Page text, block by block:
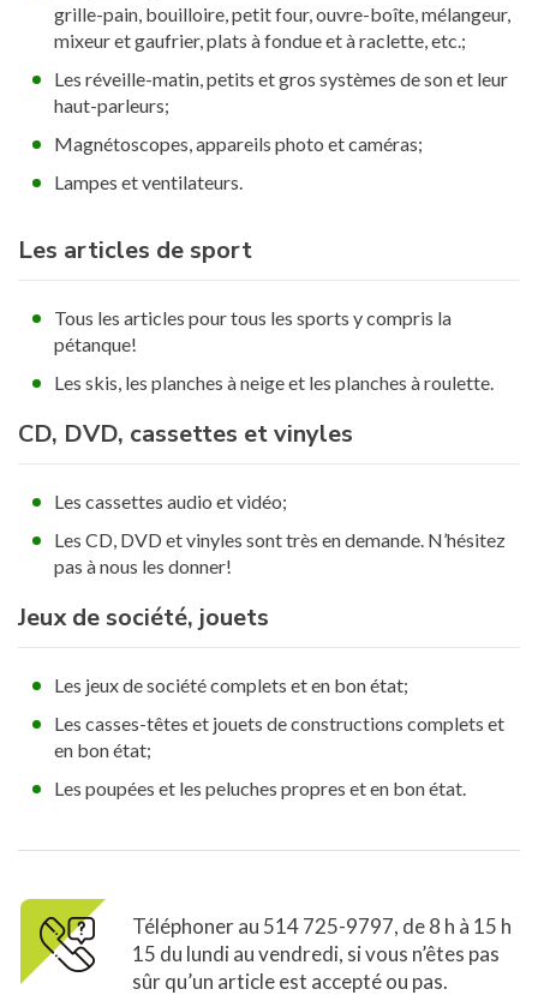
grille-pain, bouilloire, petit four, ouvre-boîte, mélangeur,
mixeur et gaufrier, plats à fondue et à raclette, etc.;
Les réveille-matin, petits et gros systèmes de son et leur
haut-parleurs;
Magnétoscopes, appareils photo et caméras;
Lampes et ventilateurs.
Les articles de sport
Tous les articles pour tous les sports y compris la
pétanque!
Les skis, les planches à neige et les planches à roulette.
CD, DVD, cassettes et vinyles
Les cassettes audio et vidéo;
Les CD, DVD et vinyles sont très en demande. N’hésitez
pas à nous les donner!
Jeux de société, jouets
Les jeux de société complets et en bon état;
Les casses-têtes et jouets de constructions complets et
en bon état;
Les poupées et les peluches propres et en bon état.
Téléphoner au 514 725-9797, de 8 h à 15 h
15 du lundi au vendredi, si vous n’êtes pas
sûr qu’un article est accepté ou pas.